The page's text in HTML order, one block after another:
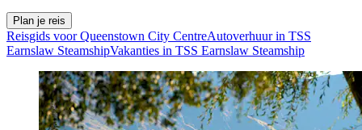
Plan je reis
Reisgids voor Queenstown City CentreAutoverhuur in TSS
Earnslaw SteamshipVakanties in TSS Earnslaw Steamship